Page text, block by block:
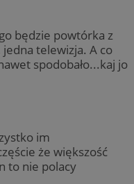
będzie powtórka z
jedna telewizja. A co
spodobało...kaj jo
im
że większość
to nie polacy